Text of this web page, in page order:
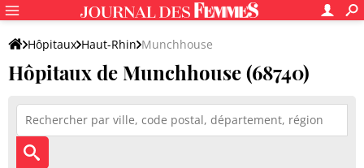
Hôpitaux Haut-Rhin Munchhouse
Hôpitaux de Munchhouse (68740)